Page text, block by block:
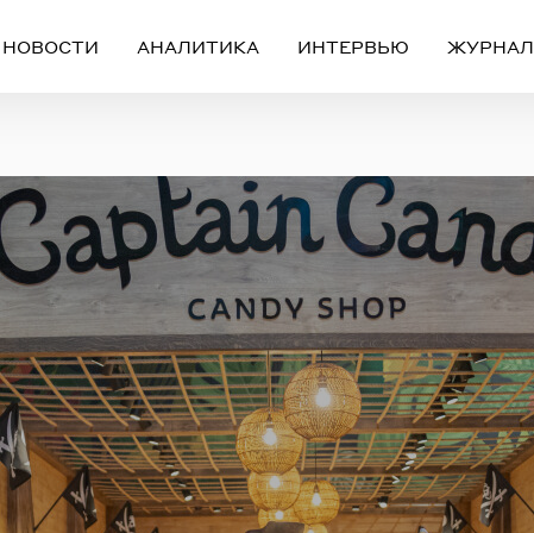
НОВОСТИ АНАЛИТИКА ИНТЕРВЬЮ ЖУРНАЛ
Вход Регистрация
ЧЕРЕЗ СОЦИАЛЬНЫЕ СЕТИ
FACEBOOK GOOGLE
ИЛИ
Email